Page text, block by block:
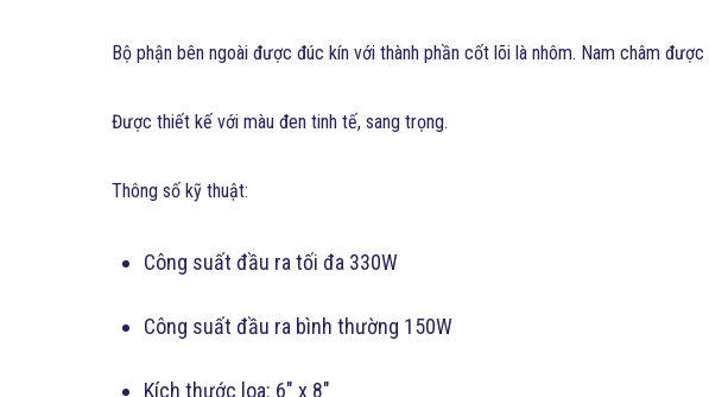
Bộ phận bên ngoài được đúc kín với thành phần cốt lõi là nhôm. Nam châm
Được thiết kế với màu đen tinh tế, sang trọng.
Thông số kỹ thuật:
Công suất đầu ra tối đa 330W
Công suất đầu ra bình thường 150W
Kích thước loa: 6″ x 8″